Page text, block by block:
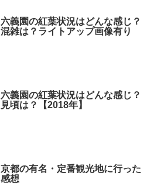
六義園の紅葉状況はどんな感じ？
混雑は？ライトアップ画像有り
六義園の紅葉状況はどんな感じ？
見頃は？【2018年】
京都の有名・定番観光地に行った
感想